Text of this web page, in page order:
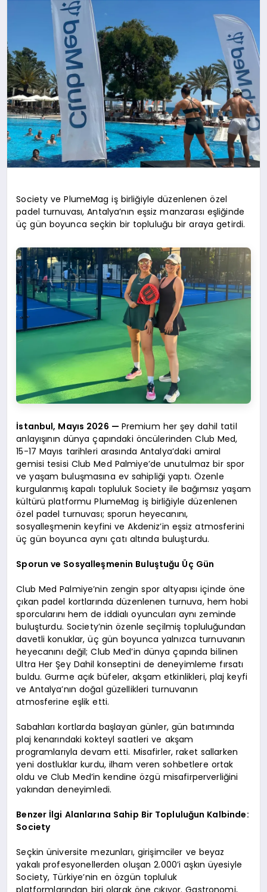
Society ve PlumeMag iş birliğiyle düzenlenen özel
padel turnuvası, Antalya’nın eşsiz manzarası eşliğinde
üç gün boyunca seçkin bir topluluğu bir araya getirdi.
İstanbul, Mayıs 2026 — Premium her şey dahil tatil
anlayışının dünya çapındaki öncülerinden Club Med,
15-17 Mayıs tarihleri arasında Antalya’daki amiral
gemisi tesisi Club Med Palmiye’de unutulmaz bir spor
ve yaşam buluşmasına ev sahipliği yaptı. Özenle
kurgulanmış kapalı topluluk Society ile bağımsız yaşam
kültürü platformu PlumeMag iş birliğiyle düzenlenen
özel padel turnuvası; sporun heyecanını,
sosyalleşmenin keyfini ve Akdeniz’in eşsiz atmosferini
üç gün boyunca aynı çatı altında buluşturdu.
Sporun ve Sosyalleşmenin Buluştuğu Üç Gün
Club Med Palmiye’nin zengin spor altyapısı içinde öne
çıkan padel kortlarında düzenlenen turnuva, hem hobi
sporcularını hem de iddialı oyuncuları aynı zeminde
buluşturdu. Society’nin özenle seçilmiş topluluğundan
davetli konuklar, üç gün boyunca yalnızca turnuvanın
heyecanını değil; Club Med’in dünya çapında bilinen
Ultra Her Şey Dahil konseptini de deneyimleme fırsatı
buldu. Gurme açık büfeler, akşam etkinlikleri, plaj keyfi
ve Antalya’nın doğal güzellikleri turnuvanın
atmosferine eşlik etti.
Sabahları kortlarda başlayan günler, gün batımında
plaj kenarındaki kokteyl saatleri ve akşam
programlarıyla devam etti. Misafirler, raket sallarken
yeni dostluklar kurdu, ilham veren sohbetlere ortak
oldu ve Club Med’in kendine özgü misafirperverliğini
yakından deneyimledi.
Benzer İlgi Alanlarına Sahip Bir Topluluğun Kalbinde:
Society
Seçkin üniversite mezunları, girişimciler ve beyaz
yakalı profesyonellerden oluşan 2.000’i aşkın üyesiyle
Society, Türkiye’nin en özgün topluluk